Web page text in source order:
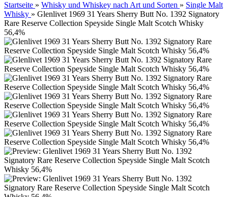
Startseite » Whisky und Whiskey nach Art und Sorten » Single Malt
Whisky » Glenlivet 1969 31 Years Sherry Butt No. 1392 Signatory
Rare Reserve Collection Speyside Single Malt Scotch Whisky
56,4%